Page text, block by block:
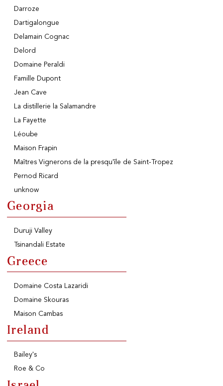
Darroze
Dartigalongue
Delamain Cognac
Delord
Domaine Peraldi
Famille Dupont
Jean Cave
La distillerie la Salamandre
La Fayette
Léoube
Maison Frapin
Maîtres Vignerons de la presqu'île de Saint-Tropez
Pernod Ricard
unknow
Georgia
Duruji Valley
Tsinandali Estate
Greece
Domaine Costa Lazaridi
Domaine Skouras
Maison Cambas
Ireland
Bailey's
Roe & Co